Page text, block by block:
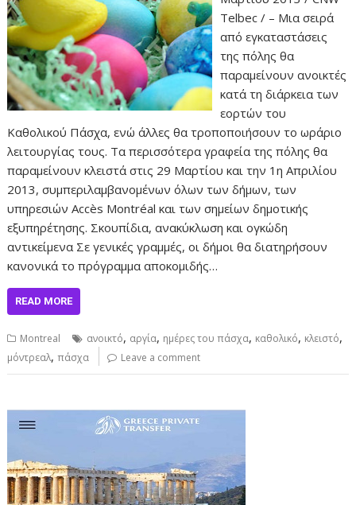
Telbec / – Μια σειρά
από εγκαταστάσεις
της πόλης θα
παραμείνουν ανοικτές
κατά τη διάρκεια των
εορτών του
Καθολικού Πάσχα, ενώ άλλες θα τροποποιήσουν το ωράριο
λειτουργίας τους. Τα περισσότερα γραφεία της πόλης θα
παραμείνουν κλειστά στις 29 Μαρτίου και την 1η Απριλίου
2013, συμπεριλαμβανομένων όλων των δήμων, των
υπηρεσιών Accès Montréal και των σημείων δημοτικής
εξυπηρέτησης. Σκουπίδια, ανακύκλωση και ογκώδη
αντικείμενα Σε γενικές γραμμές, οι δήμοι θα διατηρήσουν
κανονικά το πρόγραμμα αποκομιδής…
READ MORE
Montreal ανοικτό, αργία, ημέρες του πάσχα, καθολικό, κλειστό,
μόντρεαλ,πάσχα Leave a comment